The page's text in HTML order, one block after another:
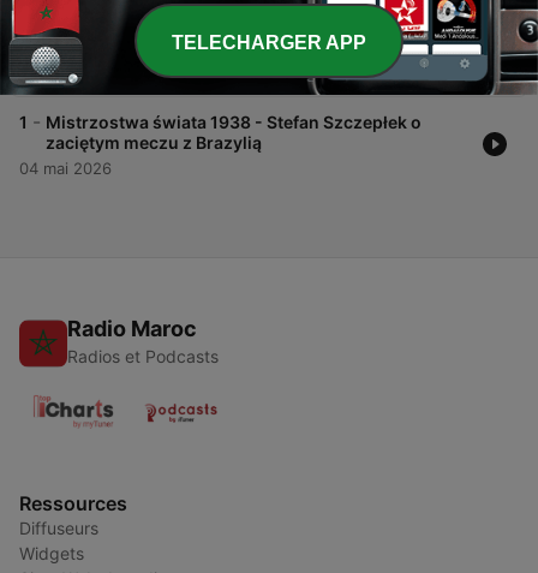
- Mistrzostwa świata 1982 i 1986 - Zbigniew Boniek
o klątwie rzuconej na piłkarską Polskę
18 mai 2026
1 - Mistrzostwa świata 1938 - Stefan Szczepłek o
zaciętym meczu z Brazylią
04 mai 2026
Radio Maroc
Radios et Podcasts
Ressources
Diffuseurs
Widgets
TELECHARGER APP